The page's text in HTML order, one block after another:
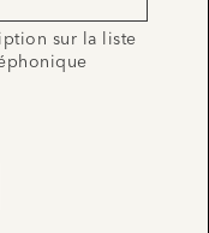
sur la liste